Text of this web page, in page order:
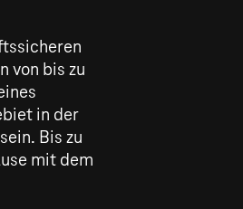
von bis zu
in der
Bis zu
mit dem